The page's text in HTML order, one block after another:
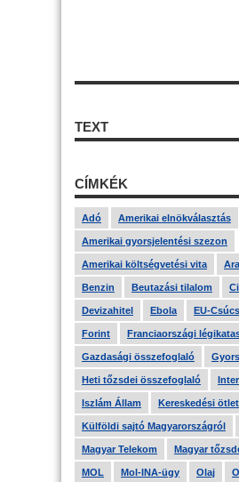
TEXT
CÍMKÉK
Adó Amerikai elnökválasztás
Amerikai gyorsjelentési szezon
Amerikai költségvetési vita
Benzin Beutazási tilalom
Devizahitel Ebola EU-Csúcs
Forint Franciaországi
Gazdasági összefoglaló
Heti tőzsdei összefoglaló
Iszlám Állam Kereskedési ötlet
Külföldi sajtó Magyarországról
Magyar Telekom Magyar
MOL Mol-INA-ügy Olaj